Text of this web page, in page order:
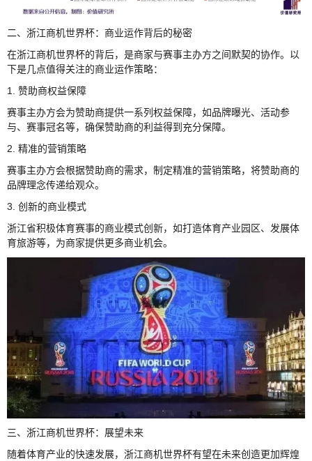
二、浙江商机世界杯：商业运作背后的秘密
在浙江商机世界杯的背后，是商家与赛事主办方之间默契的协作。以
下是几点值得关注的商业运作策略：
1. 赞助商权益保障
赛事主办方会为赞助商提供一系列权益保障，如品牌曝光、活动参
与、赛事冠名等，确保赞助商的利益得到充分保障。
2. 精准的营销策略
赛事主办方会根据赞助商的需求，制定精准的营销策略，将赞助商的
品牌理念传递给观众。
3. 创新的商业模式
浙江省积极体育赛事的商业模式创新，如打造体育产业园区、发展体
育旅游等，为商家提供更多商业机会。
三、浙江商机世界杯：展望未来
随着体育产业的快速发展，浙江商机世界杯有望在未来创造更加辉煌